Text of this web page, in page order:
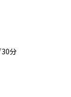
30分